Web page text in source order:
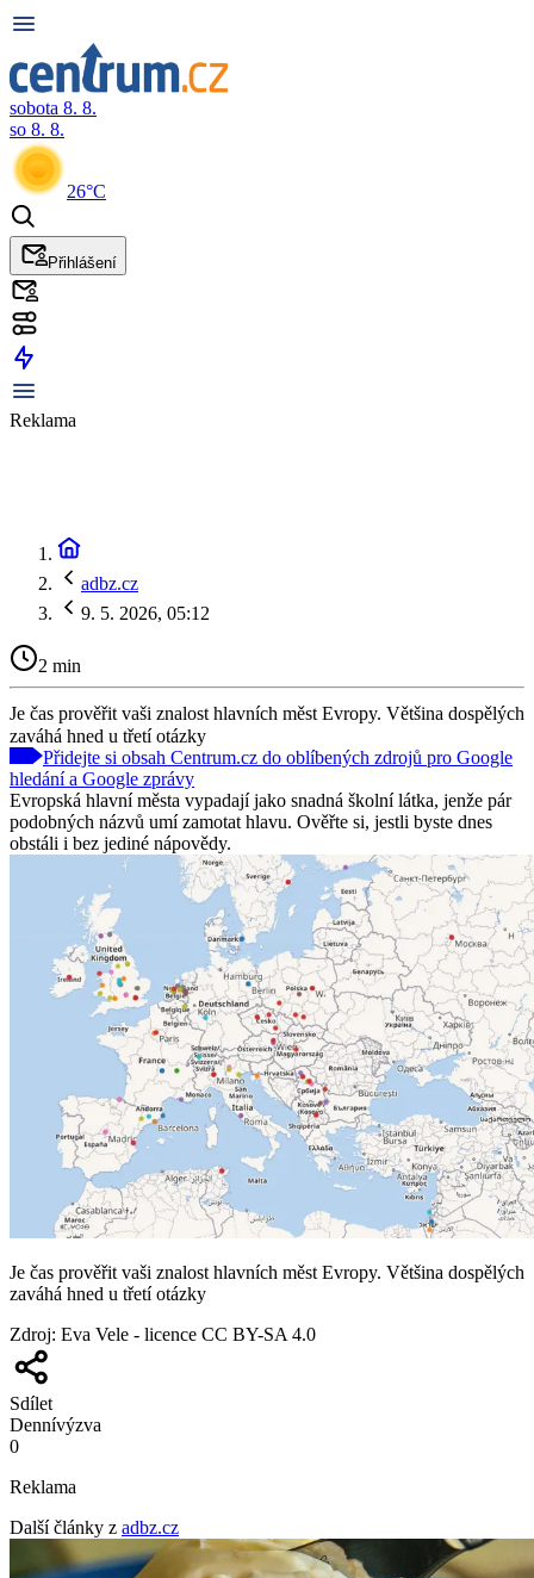
sobota 8. 8.
so 8. 8.
26°C
Přihlášení
Reklama
adbz.cz
9. 5. 2026, 05:12
2 min
Je čas prověřit vaši znalost hlavních měst Evropy. Většina dospělých
zaváhá hned u třetí otázky
Přidejte si obsah Centrum.cz do oblíbených zdrojů pro Google
hledání a Google zprávy
Evropská hlavní města vypadají jako snadná školní látka, jenže pár
podobných názvů umí zamotat hlavu. Ověřte si, jestli byste dnes
obstáli i bez jediné nápovědy.
Je čas prověřit vaši znalost hlavních měst Evropy. Většina dospělých
zaváhá hned u třetí otázky
Zdroj: Eva Vele - licence CC BY-SA 4.0
Sdílet
Dennívýzva
0
Reklama
Další články z adbz.cz